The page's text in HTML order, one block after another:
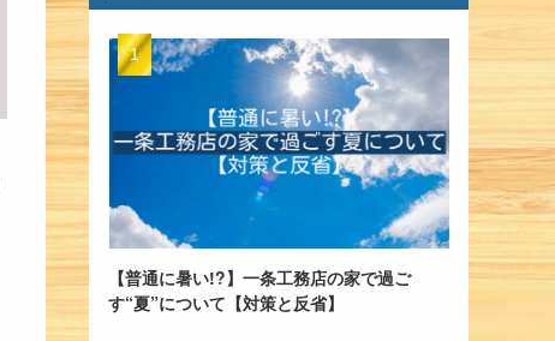
【普通に暑い!?】一条工務店の家で過ご
す“夏”について【対策と反省】